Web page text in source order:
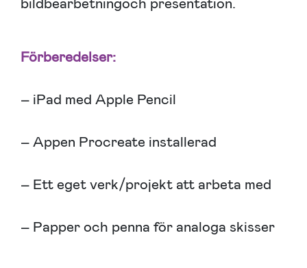
Förberedelser:
– iPad med Apple Pencil
– Appen Procreate installerad
– Ett eget verk/projekt att arbeta med
– Papper och penna för analoga skisser